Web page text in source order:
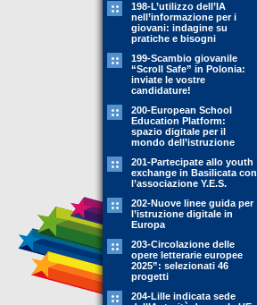
198-L’utilizzo dell’IA
nell’informazione per i
giovani: indagine su
pratiche e bisogni
199-Scambio giovanile
“Scroll Safe” in Polonia:
inviate le vostre
candidature!
200-European School
Education Platform:
spazio digitale per il
mondo dell’istruzione
201-Partecipate allo youth
exchange in Basilicata con
l’associazione Y.E.S.
202-Nuove linee guida per
l’istruzione digitale in
Europa
203-Circolazione delle
opere letterarie europee
2025”: selezionati 46
progetti
204-Lille indicata sede